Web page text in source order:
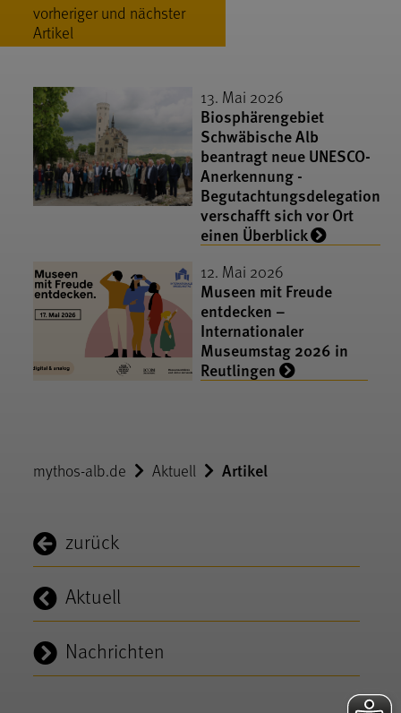
vorheriger und nächster
Artikel
13. Mai 2026
Biosphärengebiet
Schwäbische Alb
beantragt neue UNESCO-
Anerkennung -
Begutachtungsdelegation
verschafft sich vor Ort
einen Überblick
12. Mai 2026
Museen mit Freude
entdecken –
Internationaler
Museumstag 2026 in
Reutlingen
mythos-alb.de Aktuell Artikel
zurück
Aktuell
Nachrichten